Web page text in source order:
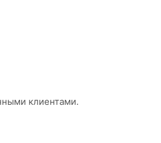
клиентами.